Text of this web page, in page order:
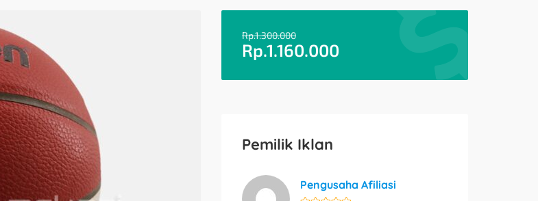
Rp.1.300.000
Rp.1.160.000
Pemilik Iklan
Pengusaha Afiliasi